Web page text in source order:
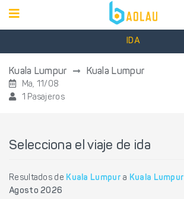
IDA
Kuala Lumpur Kuala Lumpur
Ma, 11/08
1 Pasajeros
Selecciona el viaje de ida
Resultados de Kuala Lumpur a Kuala Lumpur
Agosto 2026